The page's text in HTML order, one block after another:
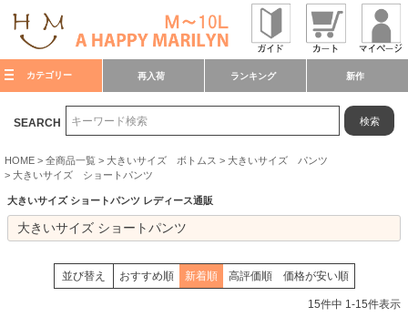
カテゴリー 再入荷 ランキング 新作
SEARCH 検索
HOME 全商品一覧 大きいサイズ ボトムス
大きいサイズ パンツ
大きいサイズ ショートパンツ
大きいサイズ ショートパンツ レディース通販
大きいサイズ ショートパンツ
並び替え おすすめ順 新着順 高評価順 価格が安い順
15件中 1-15件表示